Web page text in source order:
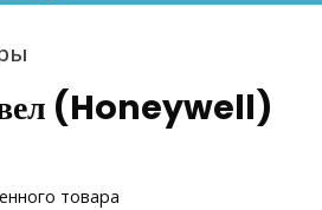
(Honeywell)
товара